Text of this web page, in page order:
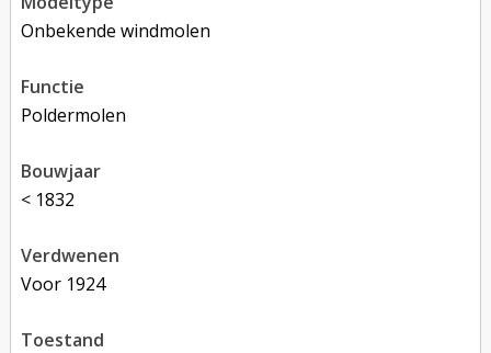
Onbekende windmolen
functie
poldermolen
bouwjaar
< 1832
verdwenen
voor 1924
toestand